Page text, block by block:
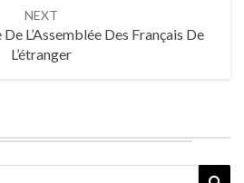
NEXT
L’Assemblée Des Français De
L’étranger